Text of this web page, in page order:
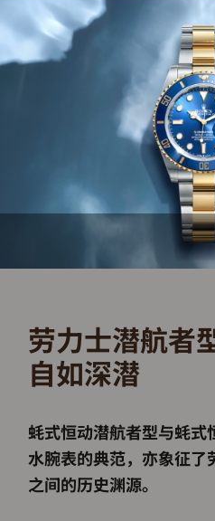
劳力士潜航者
自如深潜
蚝式恒动潜航者型与蚝式
水腕表的典范，亦象征了
之间的历史渊源。